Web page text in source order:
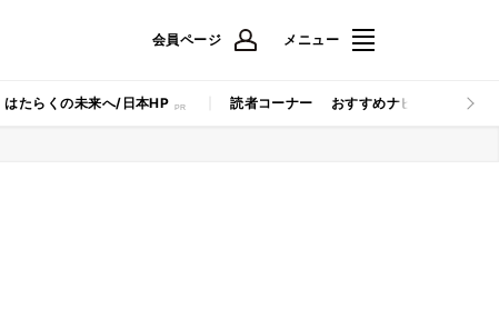
会員ページ メニュー
はたらくの未来へ/日本HP 読者コーナー おすすめナビ マイナビ